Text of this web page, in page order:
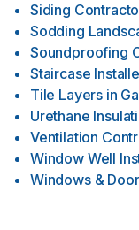
Siding
Sodding
Soundproofing
Staircase
Tile Layers in
Urethane
Ventilation
Window Well
Windows &